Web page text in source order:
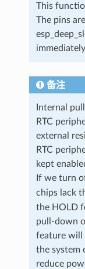
This
The pins
备注
Internal
RTC
external
RTC
kept
If we turn
chips lack
the HOLD
pull-down
feature will
the system
reduce